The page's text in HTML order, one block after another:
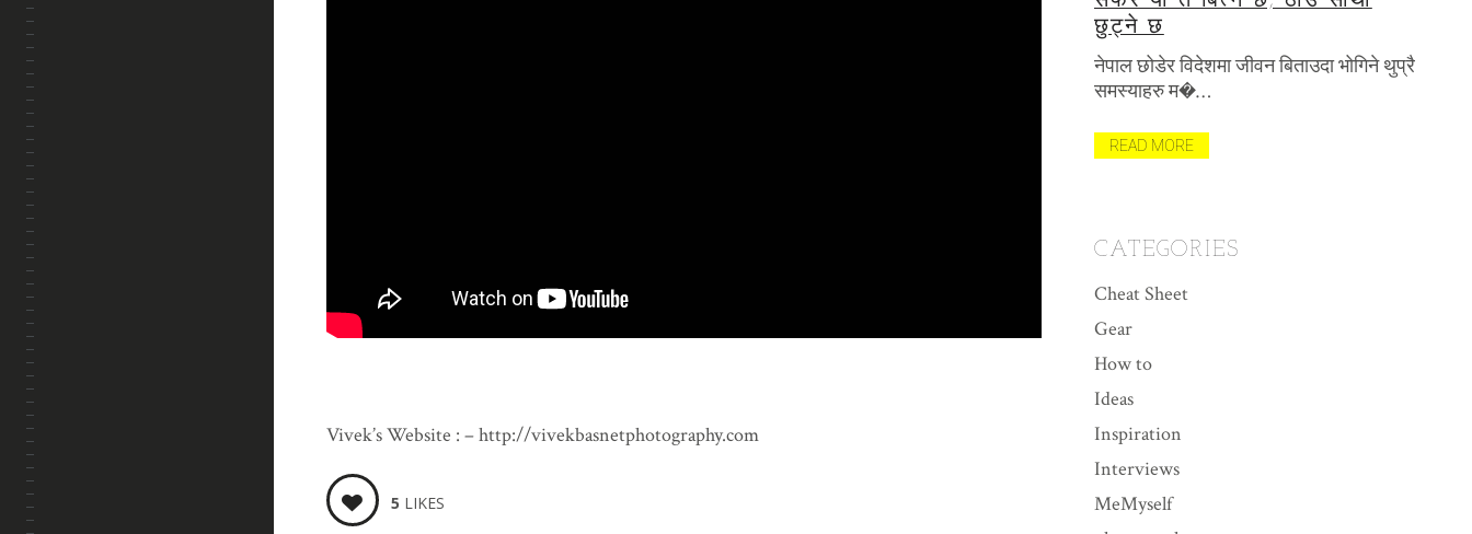
Vivek’s Website : – http://vivekbasnetphotography.com
5 LIKES
छुट्ने छ
नेपाल छोडेर विदेशमा जीवन बिताउदा भोगिने थुप्रै
समस्याहरु म�…
READ MORE
CATEGORIES
Cheat Sheet
Gear
How to
Ideas
Inspiration
Interviews
MeMyself